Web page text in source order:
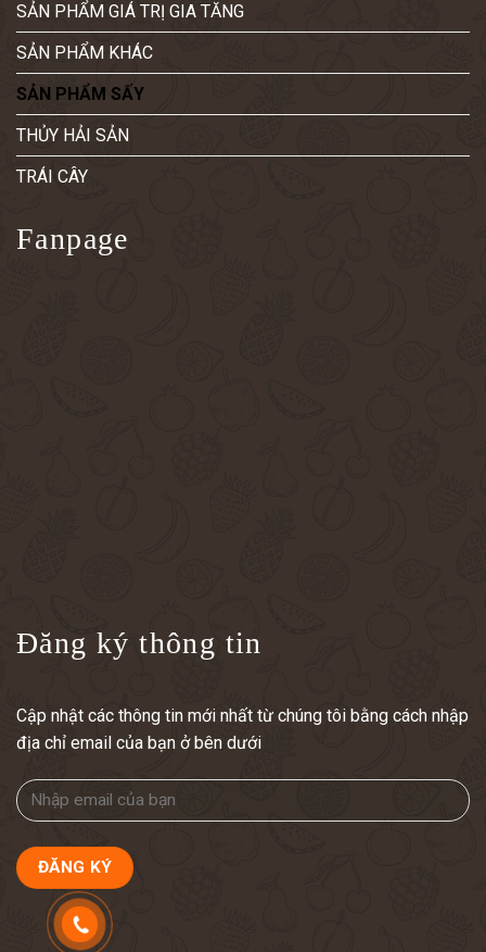
SẢN PHẨM GIÁ TRỊ GIA TĂNG
SẢN PHẨM KHÁC
SẢN PHẨM SẤY
THỦY HẢI SẢN
TRÁI CÂY
Fanpage
Đăng ký thông tin
Cập nhật các thông tin mới nhất từ chúng tôi bằng cách nhập
địa chỉ email của bạn ở bên dưới